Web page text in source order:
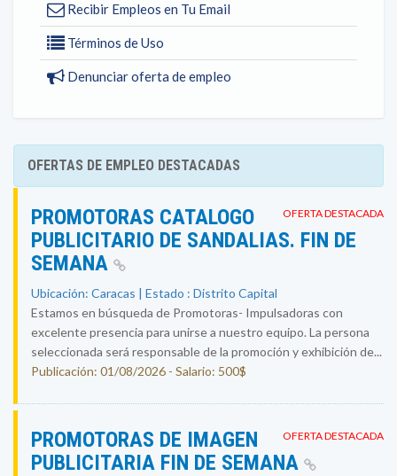
Recibir Empleos en Tu Email
Términos de Uso
Denunciar oferta de empleo
OFERTAS DE EMPLEO DESTACADAS
OFERTA DESTACADA
PROMOTORAS CATALOGO
PUBLICITARIO DE SANDALIAS. FIN DE
SEMANA
Ubicación: Caracas | Estado : Distrito Capital
Estamos en búsqueda de Promotoras- Impulsadoras con
excelente presencia para unirse a nuestro equipo. La persona
seleccionada será responsable de la promoción y exhibición de...
Publicación: 01/08/2026 - Salario: 500$
OFERTA DESTACADA
PROMOTORAS DE IMAGEN
PUBLICITARIA FIN DE SEMANA